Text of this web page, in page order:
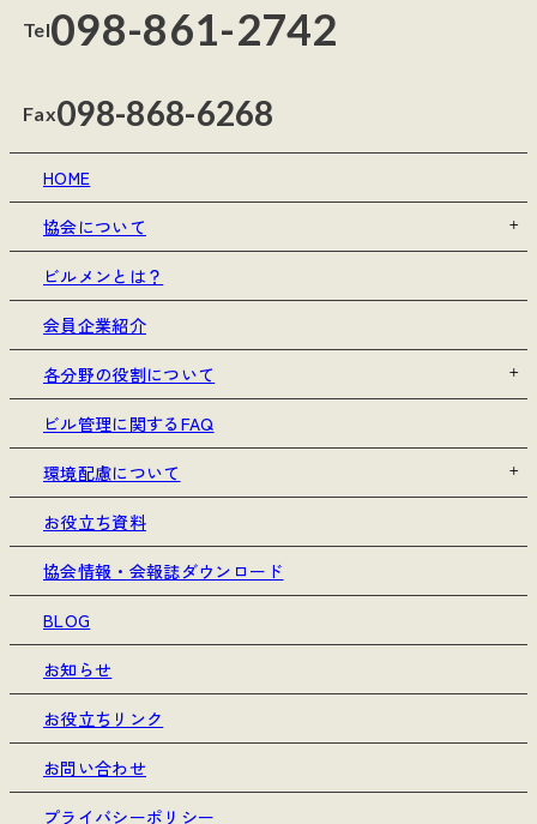
Tel098-861-2742
Fax098-868-6268
HOME
協会について
ビルメンとは？
会員企業紹介
各分野の役割について
ビル管理に関するFAQ
環境配慮について
お役立ち資料
協会情報・会報誌ダウンロード
BLOG
お知らせ
お役立ちリンク
お問い合わせ
プライバシーポリシー